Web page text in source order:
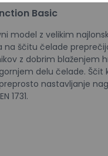
Basic
model z velikim
na ščitu čelade
z dobrim blaženjem
delu čelade. Ščit
nastavljanje
1731.